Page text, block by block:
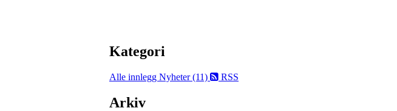
Kategori
Alle innlegg Nyheter (11) RSS
Arkiv